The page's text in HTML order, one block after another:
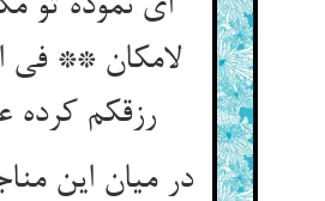
لامکان ** فی
رزقکم کرده
در میان این